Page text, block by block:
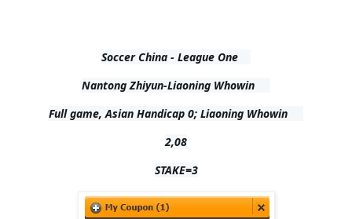
Soccer China - League One
Nantong Zhiyun-Liaoning Whowin
Full game, Asian Handicap 0; Liaoning Whowin
2,08
STAKE=3